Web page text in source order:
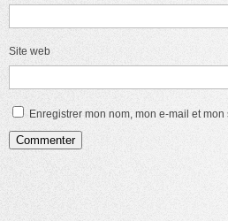
Site web
Enregistrer mon nom, mon e-mail et